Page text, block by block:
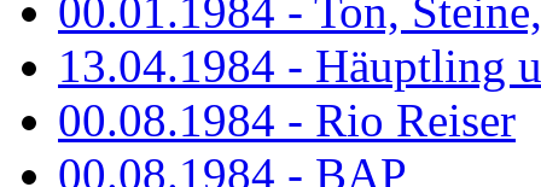
00.01.1984 - Ton,
13.04.1984 - Häuptling
00.08.1984 - Rio Reiser
00.08.1984 - BAP